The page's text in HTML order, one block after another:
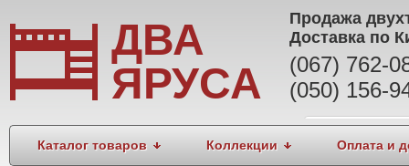
ДВА
ЯРУСА
Продажа
Доставка по
(067) 762-
(050) 156-
Каталог товаров Коллекции Оплата и